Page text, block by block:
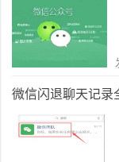
微信闪退聊天记录